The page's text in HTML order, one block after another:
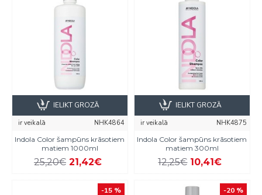
ir veikalā
NHK4864
Indola Color šampūns krāsotiem
matiem 1000ml
25,20€ 21,42€
IELIKT GROZĀ
ir veikalā
NHK4875
Indola Color šampūns krāsotiem
matiem 300ml
12,25€ 10,41€
IELIKT GROZĀ
-15 % -20 %